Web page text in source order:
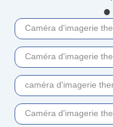
Caméra d'imagerie
Caméra d'imagerie
caméra d'imagerie
Caméra d'imagerie